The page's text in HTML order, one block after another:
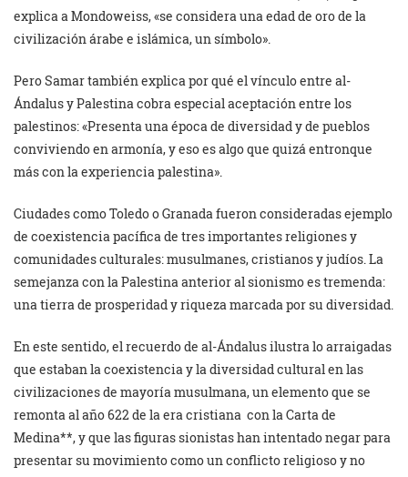
explica a Mondoweiss, «se considera una edad de oro de la
civilización árabe e islámica, un símbolo».
Pero Samar también explica por qué el vínculo entre al-
Ándalus y Palestina cobra especial aceptación entre los
palestinos: «Presenta una época de diversidad y de pueblos
conviviendo en armonía, y eso es algo que quizá entronque
más con la experiencia palestina».
Ciudades como Toledo o Granada fueron consideradas ejemplo
de coexistencia pacífica de tres importantes religiones y
comunidades culturales: musulmanes, cristianos y judíos. La
semejanza con la Palestina anterior al sionismo es tremenda:
una tierra de prosperidad y riqueza marcada por su diversidad.
En este sentido, el recuerdo de al-Ándalus ilustra lo arraigadas
que estaban la coexistencia y la diversidad cultural en las
civilizaciones de mayoría musulmana, un elemento que se
remonta al año 622 de la era cristiana con la Carta de
Medina**, y que las figuras sionistas han intentado negar para
presentar su movimiento como un conflicto religioso y no